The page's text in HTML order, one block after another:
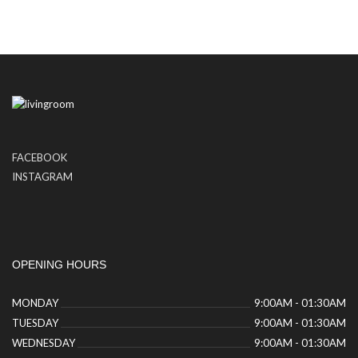
FACEBOOK
INSTAGRAM
OPENING HOURS
MONDAY
9:00AM - 01:30AM
TUESDAY
9:00AM - 01:30AM
WEDNESDAY
9:00AM - 01:30AM